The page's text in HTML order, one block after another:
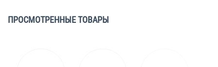
ПРОСМОТРЕННЫЕ ТОВАРЫ